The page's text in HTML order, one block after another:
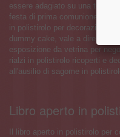
essere adagiato su una torta a
festa di prima comunione o
in polistirolo per decorazione
dummy cake, vale a dire per
esposizione da vetrina per
rialzi in polistirolo ricoperti e
all'ausilio di sagome in
Libro aperto in
Il libro aperto in polistirolo per